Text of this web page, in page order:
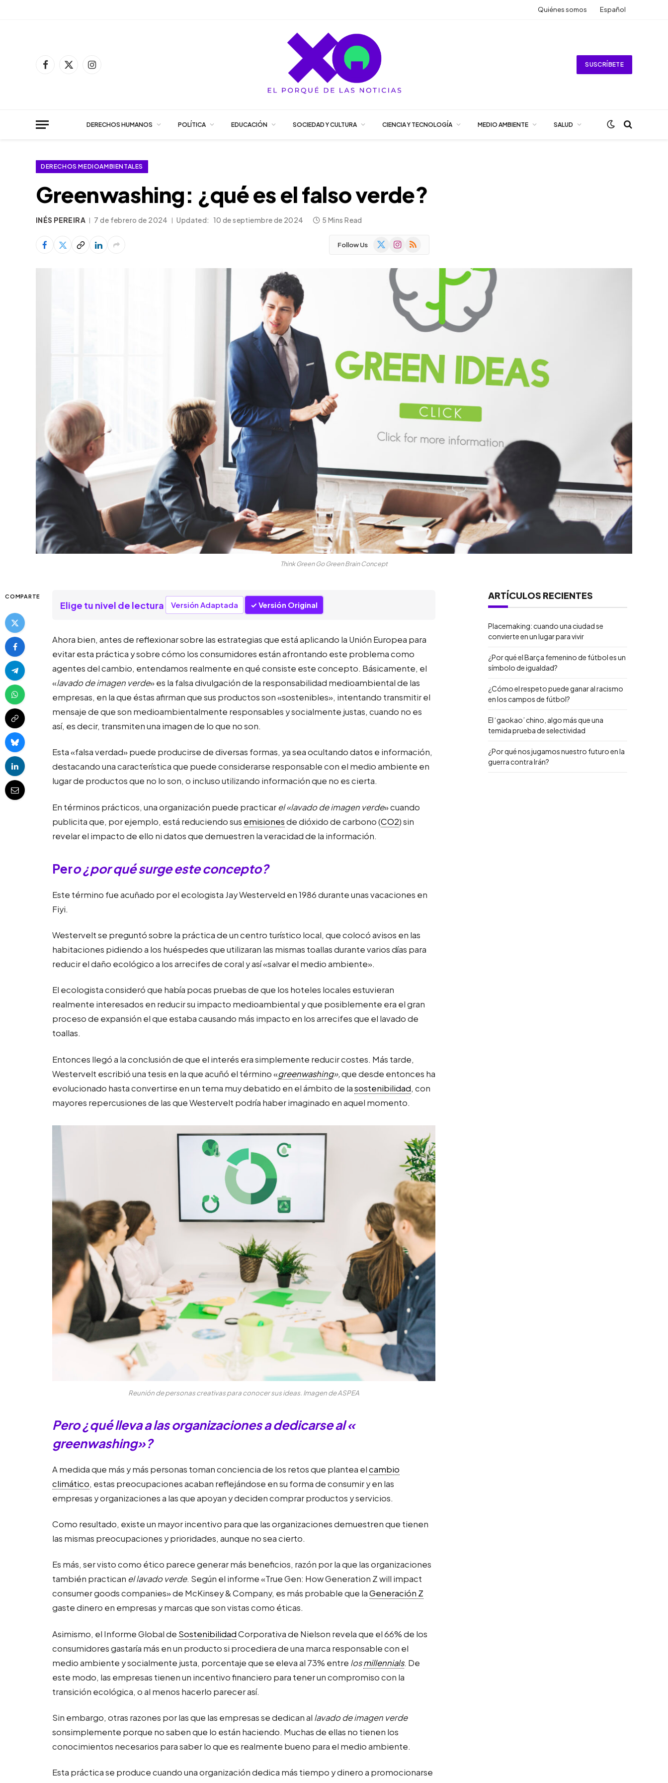
Quiénes somos Español
Facebook
X
Instagram SUSCRÍBETE
DERECHOS HUMANOS POLÍTICA EDUCACIÓN SOCIEDAD Y CULTURA CIENCIA Y TECNOLOGÍA MEDIO AMBIENTE SALUD
DERECHOS MEDIOAMBIENTALES
Greenwashing: ¿qué es el falso verde?
INÉS PEREIRA 7 de febrero de 2024 Updated: 10 de septiembre de 2024 5 Mins Read
Follow Us
(Twitter)
Instagram
RSS
Think Green Go Green Brain Concept
COMPARTE
Elige tu nivel de lectura Versión Adaptada Versión Original
Ahora bien, antes de reflexionar sobre las estrategias que está aplicando la Unión Europea para
evitar esta práctica y sobre cómo los consumidores están afrontando este problema como
agentes del cambio, entendamos realmente en qué consiste este concepto. Básicamente, el
«lavado de imagen verde» es la falsa divulgación de la responsabilidad medioambiental de las
empresas, en la que éstas afirman que sus productos son «sostenibles», intentando transmitir el
mensaje de que son medioambientalmente responsables y socialmente justas, cuando no es
así, es decir, transmiten una imagen de lo que no son.
Esta «falsa verdad» puede producirse de diversas formas, ya sea ocultando datos e información,
destacando una característica que puede considerarse responsable con el medio ambiente en
lugar de productos que no lo son, o incluso utilizando información que no es cierta.
En términos prácticos, una organización puede practicar el «lavado de imagen verde» cuando
publicita que, por ejemplo, está reduciendo sus emisionesde dióxido de carbono (CO2) sin
revelar el impacto de ello ni datos que demuestren la veracidad de la información.
Pero ¿por qué surge este concepto?
Este término fue acuñado por el ecologista Jay Westerveld en 1986 durante unas vacaciones en
Fiyi.
Westervelt se preguntó sobre la práctica de un centro turístico local, que colocó avisos en las
habitaciones pidiendo a los huéspedes que utilizaran las mismas toallas durante varios días para
reducir el daño ecológico a los arrecifes de coral y así «salvar el medio ambiente».
El ecologista consideró que había pocas pruebas de que los hoteles locales estuvieran
realmente interesados en reducir su impacto medioambiental y que posiblemente era el gran
proceso de expansión el que estaba causando más impacto en los arrecifes que el lavado de
toallas.
Entonces llegó a la conclusión de que el interés era simplemente reducir costes. Más tarde,
Westervelt escribió una tesis en la que acuñó el término «greenwashing»,que desde entonces ha
evolucionado hasta convertirse en un tema muy debatido en el ámbito de lasostenibilidad, con
mayores repercusiones de las que Westervelt podría haber imaginado en aquel momento.
Reunión de personas creativas para conocer sus ideas. Imagen de ASPEA
Pero ¿qué lleva a las organizaciones a dedicarse al «
greenwashing»?
A medida que más y más personas toman conciencia de los retos que plantea elcambio
climático, estas preocupaciones acaban reflejándose en su forma de consumir y en las
empresas y organizaciones a las que apoyan y deciden comprar productos y servicios.
Como resultado, existe un mayor incentivo para que las organizaciones demuestren que tienen
las mismas preocupaciones y prioridades, aunque no sea cierto.
Es más, ser visto como ético parece generar más beneficios, razón por la que las organizaciones
también practican el lavado verde. Según el informe «True Gen: How Generation Z will impact
consumer goods companies» de McKinsey & Company, es más probable que laGeneración Z
gaste dinero en empresas y marcas que son vistas como éticas.
Asimismo, el Informe Global de SostenibilidadCorporativa de Nielson revela que el 66% de los
consumidores gastaría más en un producto si procediera de una marca responsable con el
medio ambiente y socialmente justa, porcentaje que se eleva al 73% entre losmillennials. De
este modo, las empresas tienen un incentivo financiero para tener un compromiso con la
transición ecológica, o al menos hacerlo parecer así.
Sin embargo, otras razones por las que las empresas se dedican al lavado de imagen verde
sonsimplemente porque no saben que lo están haciendo. Muchas de ellas no tienen los
conocimientos necesarios para saber lo que es realmente bueno para el medio ambiente.
Esta práctica se produce cuando una organización dedica más tiempo y dinero a promocionarse
ARTÍCULOS RECIENTES
Placemaking: cuando una ciudad se
convierte en un lugar para vivir
¿Por qué el Barça femenino de fútbol es un
símbolo de igualdad?
¿Cómo el respeto puede ganar al racismo
en los campos de fútbol?
El ‘gaokao’ chino, algo más que una
temida prueba de selectividad
¿Por qué nos jugamos nuestro futuro en la
guerra contra Irán?